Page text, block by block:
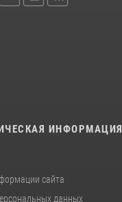
ИНФОРМАЦИЯ
сайта
данных